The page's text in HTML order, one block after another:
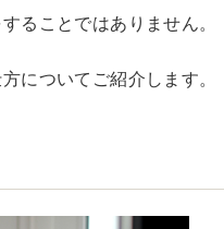
ることではありません。
についてご紹介します。